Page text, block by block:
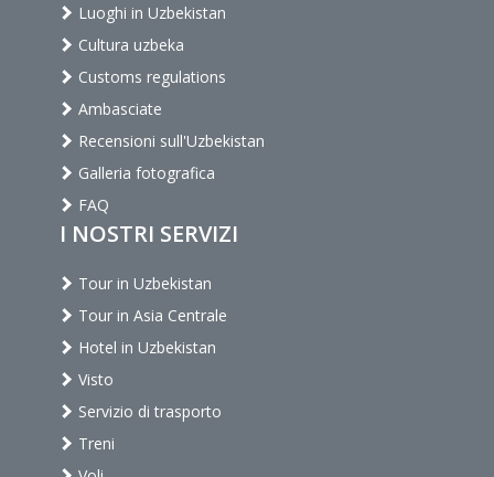
Luoghi in Uzbekistan
Cultura uzbeka
Customs regulations
Ambasciate
Recensioni sull'Uzbekistan
Galleria fotografica
FAQ
I NOSTRI SERVIZI
Tour in Uzbekistan
Tour in Asia Centrale
Hotel in Uzbekistan
Visto
Servizio di trasporto
Treni